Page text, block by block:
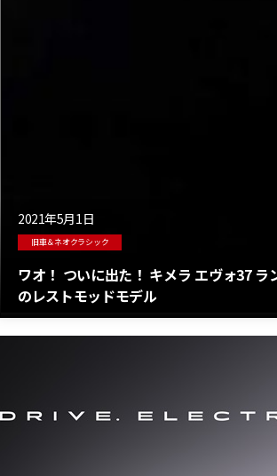
2021年5月1日
旧車＆ネオクラシック
ワオ！ ついに出た！ キメラ エヴォ37 ラ
のレストモッドモデル